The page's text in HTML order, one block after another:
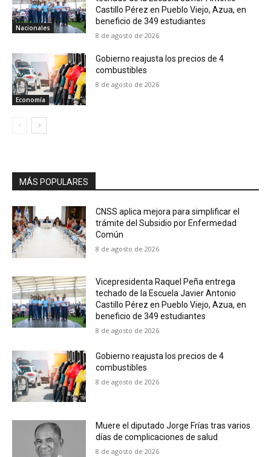
Nacionales
Castillo Pérez en Pueblo Viejo, Azua, en
beneficio de 349 estudiantes
8 de agosto de 2026
Economía
Gobierno reajusta los precios de 4
combustibles
8 de agosto de 2026
MÁS POPULARES
CNSS aplica mejora para simplificar el
trámite del Subsidio por Enfermedad
Común
8 de agosto de 2026
Vicepresidenta Raquel Peña entrega
techado de la Escuela Javier Antonio
Castillo Pérez en Pueblo Viejo, Azua, en
beneficio de 349 estudiantes
8 de agosto de 2026
Gobierno reajusta los precios de 4
combustibles
8 de agosto de 2026
Muere el diputado Jorge Frías tras varios
días de complicaciones de salud
8 de agosto de 2026